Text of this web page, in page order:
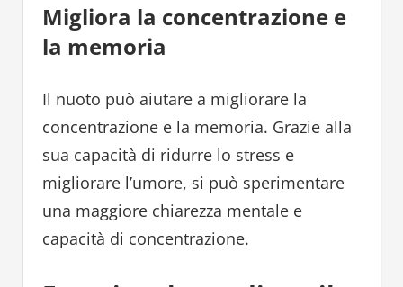
Migliora la concentrazione e
la memoria
Il nuoto può aiutare a migliorare la
concentrazione e la memoria. Grazie alla
sua capacità di ridurre lo stress e
migliorare l’umore, si può sperimentare
una maggiore chiarezza mentale e
capacità di concentrazione.